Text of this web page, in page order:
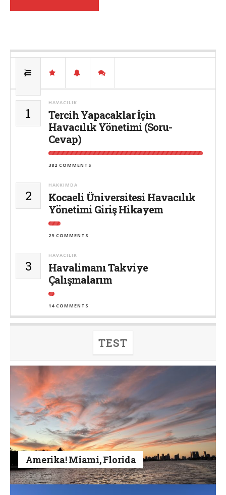
1
HAVACILIK
Tercih Yapacaklar İçin
Havacılık Yönetimi (Soru-
Cevap)
382 COMMENTS
2
HAKKIMDA
Kocaeli Üniversitesi Havacılık
Yönetimi Giriş Hikayem
29 COMMENTS
3
HAVACILIK
Havalimanı Takviye
Çalışmalarım
14 COMMENTS
TEST
Amerika! Miami, Florida